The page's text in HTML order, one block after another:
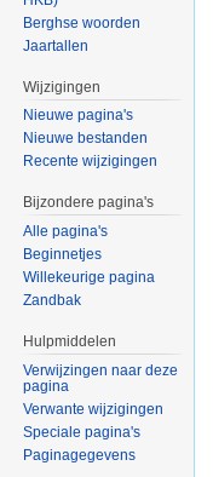
Berghse woorden
Jaartallen
Wijzigingen
Nieuwe pagina's
Nieuwe bestanden
Recente wijzigingen
Bijzondere pagina's
Alle pagina's
Beginnetjes
Willekeurige pagina
Zandbak
Hulpmiddelen
Verwijzingen naar deze
pagina
Verwante wijzigingen
Speciale pagina's
Paginagegevens